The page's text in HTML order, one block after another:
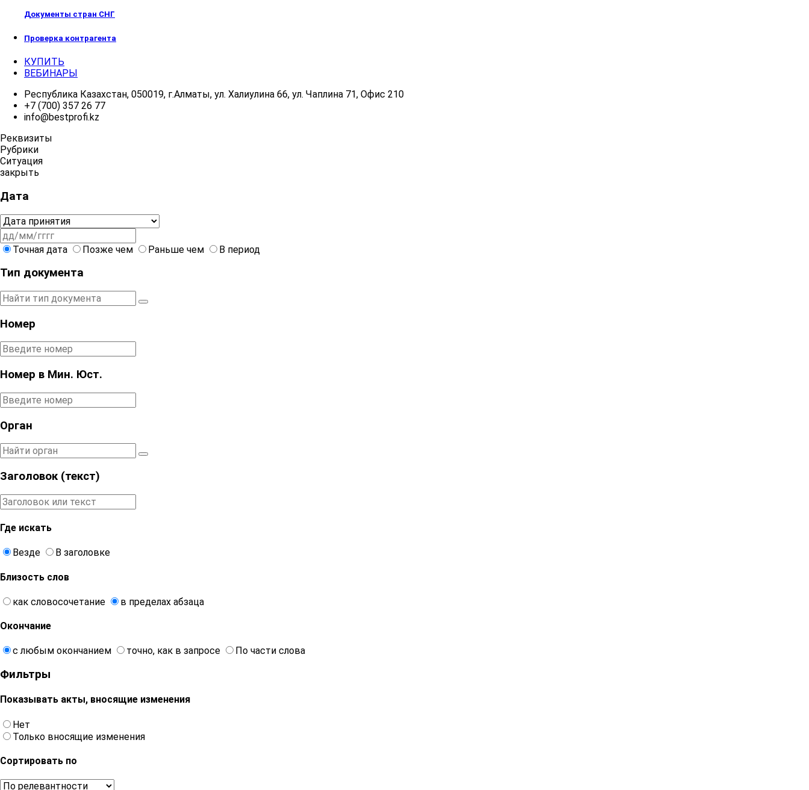
Документы стран СНГ
Проверка контрагента
КУПИТЬ
ВЕБИНАРЫ
Республика Казахстан, 050019, г.Алматы, ул. Халиулина 66, ул. Чаплина 71, Офис 210
+7 (700) 357 26 77
info@bestprofi.kz
Реквизиты
Рубрики
Ситуация
закрыть
Дата
Точная дата Позже чем Раньше чем В период
Тип документа
Номер
Номер в Мин. Юст.
Орган
Заголовок (текст)
Где искать
Везде В заголовке
Близость слов
как словосочетание в пределах абзаца
Окончание
с любым окончанием точно, как в запросе По части слова
Фильтры
Показывать акты, вносящие изменения
Нет
Только вносящие изменения
Сортировать по